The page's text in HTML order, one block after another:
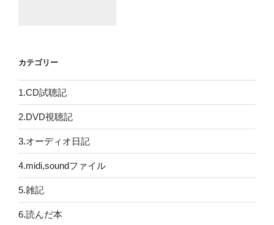
カテゴリー
1.CD試聴記
2.DVD視聴記
3.オーディオ日記
4.midi,soundファイル
5.雑記
6.読んだ本